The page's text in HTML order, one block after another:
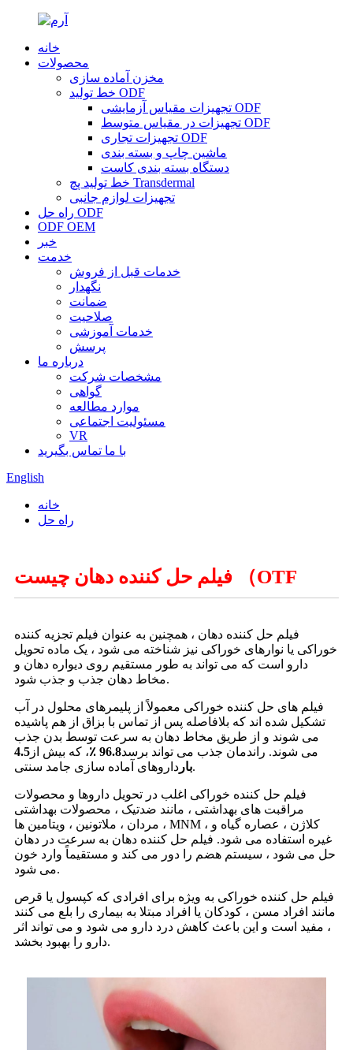
خانه
محصولات
مخزن آماده سازی
خط تولید ODF
تجهیزات مقیاس آزمایشی ODF
تجهیزات در مقیاس متوسط ​​ODF
تجهیزات تجاری ODF
ماشین چاپ و بسته بندی
دستگاه بسته بندی کاست
خط تولید پچ Transdermal
تجهیزات لوازم جانبی
راه حل ODF
ODF OEM
خبر
خدمت
خدمات قبل از فروش
نگهدار
ضمانت
صلاحیت
خدمات آموزشی
پرسش
درباره ما
مشخصات شرکت
گواهی
موارد مطالعه
مسئولیت اجتماعی
VR
با ما تماس بگیرید
English
خانه
راه حل
فیلم حل کننده دهان چیست （OTF
فیلم حل کننده دهان ، همچنین به عنوان فیلم تجزیه کننده
خوراکی یا نوارهای خوراکی نیز شناخته می شود ، یک ماده تحویل
دارو است که می تواند به طور مستقیم روی دیواره دهان و
مخاط دهان جذب و جذب شود.
فیلم های حل کننده خوراکی معمولاً از پلیمرهای محلول در آب
تشکیل شده اند که بلافاصله پس از تماس با بزاق از هم پاشیده
می شوند و از طریق مخاط دهان به سرعت توسط بدن جذب
می شوند. راندمان جذب می تواند برسد96.8 ٪ ، که بیش از 4.5
بارداروهای آماده سازی جامد سنتی.
فیلم حل کننده خوراکی اغلب در تحویل داروها و محصولات
مراقبت های بهداشتی ، مانند ضدتیک ، محصولات بهداشتی
مردان ، ملاتونین ، ویتامین ها ، MNM ، کلاژن ، عصاره گیاه و
غیره استفاده می شود. فیلم حل کننده دهان به سرعت در دهان
حل می شود ، سیستم هضم را دور می کند و مستقیماً وارد خون
می شود.
فیلم حل کننده خوراکی به ویژه برای افرادی که کپسول یا قرص
مانند افراد مسن ، کودکان یا افراد مبتلا به بیماری را بلع می کنند
، مفید است و این باعث کاهش درد دارو می شود و می تواند اثر
دارو را بهبود بخشد.